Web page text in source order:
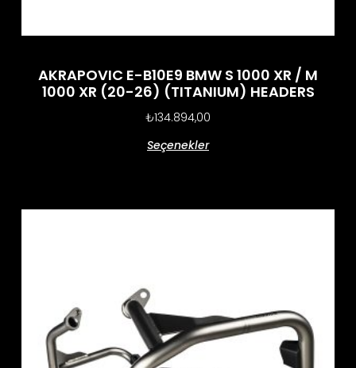
AKRAPOVIC E-B10E9 BMW S 1000 XR / M
1000 XR (20-26) (TITANIUM) HEADERS
₺134.894,00
Seçenekler